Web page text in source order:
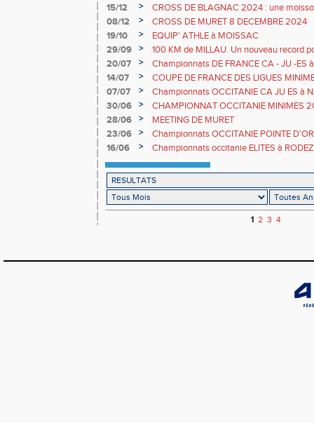
15/12
>
CROSS DE BLAGNAC 2024 : une
COLOMIERS
08/12 >
CROSS DE MURET 8 DECEMBRE 2024
19/10
>
EQUIP' ATHLE à MOISSAC
29/09
>
100 KM de MILLAU. Un nouveau record
20/07
>
Championnats DE FRANCE CA - JU -ES
14/07
>
COUPE DE FRANCE DES LIGUES
07/07
>
Championnats OCCITANIE CA JU ES à
30/06
>
CHAMPIONNAT OCCITANIE MINIMES
28/06
>
MEETING DE MURET
23/06
>
Championnats OCCITANIE POINTE D'OR
16/06
> Championnats occitanie ELITES à RODEZ
1 2 3 4